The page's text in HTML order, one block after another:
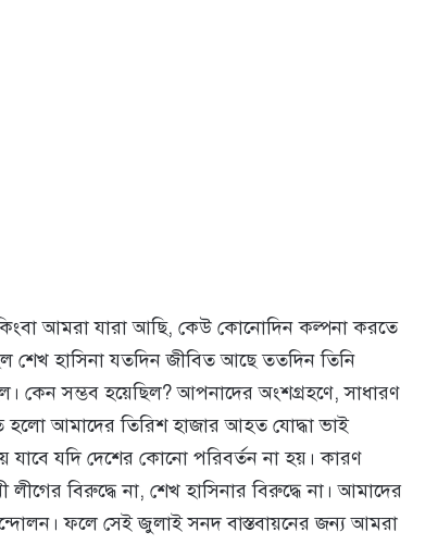
আমরা যারা আছি, কেউ কোনোদিন কল্পনা করতে
শেখ হাসিনা যতদিন জীবিত আছে ততদিন তিনি
কেন সম্ভব হয়েছিল? আপনাদের অংশগ্রহণে, সাধারণ
হলো আমাদের তিরিশ হাজার আহত যোদ্ধা ভাই
যাবে যদি দেশের কোনো পরিবর্তন না হয়। কারণ
বিরুদ্ধে না, শেখ হাসিনার বিরুদ্ধে না। আমাদের
ফলে সেই জুলাই সনদ বাস্তবায়নের জন্য আমরা